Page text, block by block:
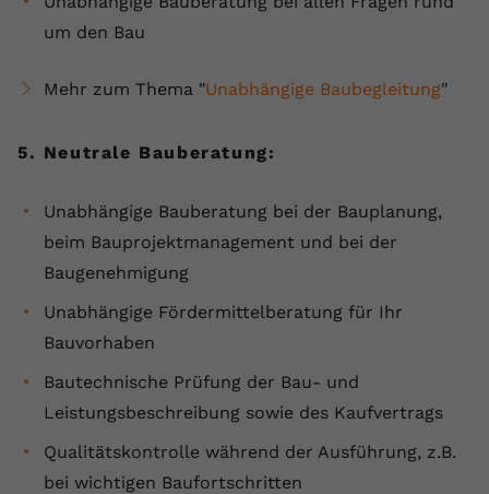
um den Bau
Mehr zum Thema "Unabhängige Baubegleitung"
5. Neutrale Bauberatung:
Unabhängige Bauberatung bei der Bauplanung,
beim Bauprojektmanagement und bei der
Baugenehmigung
Unabhängige Fördermittelberatung für Ihr
Bauvorhaben
Bautechnische Prüfung der Bau- und
Leistungsbeschreibung sowie des Kaufvertrags
Qualitätskontrolle während der Ausführung, z.B.
bei wichtigen Baufortschritten